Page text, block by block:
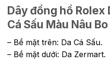
Dây đồng hồ Rolex
Cá Sấu Màu Nâu
– Bề mặt trên: Da Cá Sấu.
– Bề mặt dưới: Da Zermart.